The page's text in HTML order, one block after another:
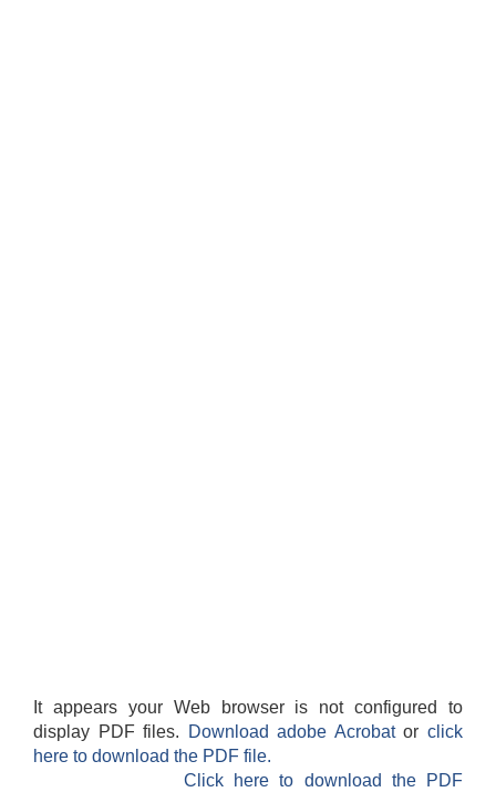
It appears your Web browser is not configured to
display PDF files.
Download adobe Acrobatorclick
here to download the PDF file.
Click here to download the PDF